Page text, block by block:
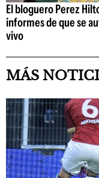
El bloguero Perez
informes de que se
vivo
MÁS